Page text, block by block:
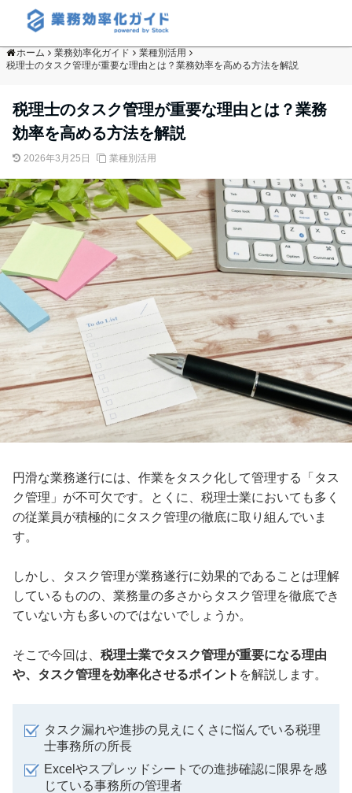
ホーム 業務効率化ガイド
業種別活用
税理士のタスク管理が重要な理由とは？業務効率を高める方法を解説
税理士のタスク管理が重要な理由とは？業務
効率を高める方法を解説
2026年3月25日 業種別活用
円滑な業務遂行には、作業をタスク化して管理する「タス
ク管理」が不可欠です。とくに、税理士業においても多く
の従業員が積極的にタスク管理の徹底に取り組んでいま
す。
しかし、タスク管理が業務遂行に効果的であることは理解
しているものの、業務量の多さからタスク管理を徹底でき
ていない方も多いのではないでしょうか。
そこで今回は、 税理士業でタスク管理が重要になる理由
や、タスク管理を効率化させるポイント を解説します。
タスク漏れや進捗の見えにくさに悩んでいる税理
士事務所の所長
Excelやスプレッドシートでの進捗確認に限界を感
じている事務所の管理者